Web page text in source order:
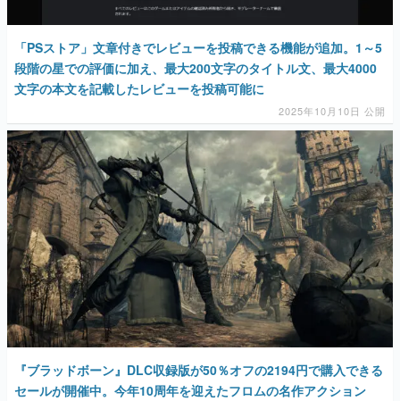
「PSストア」文章付きでレビューを投稿できる機能が追加。1～5
段階の星での評価に加え、最大200文字のタイトル文、最大4000
文字の本文を記載したレビューを投稿可能に
2025年10月10日 公開
『ブラッドボーン』DLC収録版が50％オフの2194円で購入できる
セールが開催中。今年10周年を迎えたフロムの名作アクション